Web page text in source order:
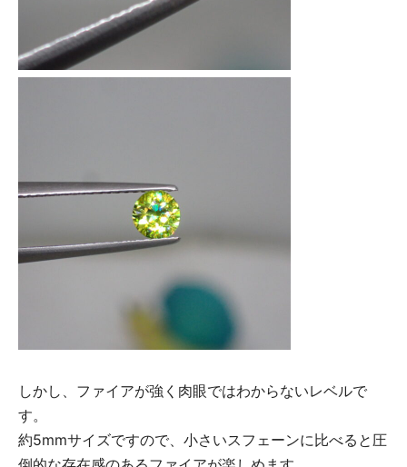
しかし、ファイアが強く肉眼ではわからないレベルで
す。
約5mmサイズですので、小さいスフェーンに比べると圧